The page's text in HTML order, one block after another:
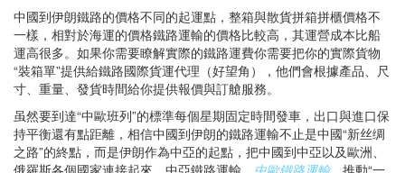
中國到伊朗鐵路的價格不同的起運點，整箱與散貨拼箱拼櫃價格不
一樣，相對於海運的價格鐵路運輸的價格比較高，其運營成本比船
運高很多。如果你需要瞭解實際的鐵路運費你需要把你的實際貨物
“裝箱單”提供給鐵路國際貨運代理（好望角），他們會根據產品、尺
寸、重量、發貨時間給你提供報價與訂艙服務。
虽然要到達“中歐班列”的標準每個星期固定時間發車，出口與進口保
持平衡還有點距離，相信中國到伊朗的鐵路運輸不止是中國“新丝绸
之路”的終點，而是伊朗作為中亞的起點，把中國到中亞以及歐洲、